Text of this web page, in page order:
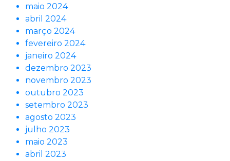
maio 2024
abril 2024
março 2024
fevereiro 2024
janeiro 2024
dezembro 2023
novembro 2023
outubro 2023
setembro 2023
agosto 2023
julho 2023
maio 2023
abril 2023